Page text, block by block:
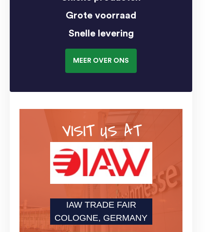
Grote voorraad
Snelle levering
MEER OVER ONS
VISIT US AT
IAW TRADE FAIR
COLOGNE, GERMANY